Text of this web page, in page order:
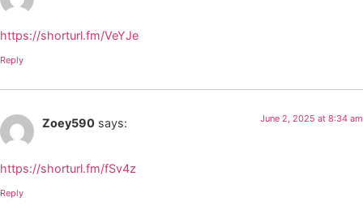
https://shorturl.fm/VeYJe
Reply
Zoey590 says: June 2, 2025 at 8:34 am
https://shorturl.fm/fSv4z
Reply